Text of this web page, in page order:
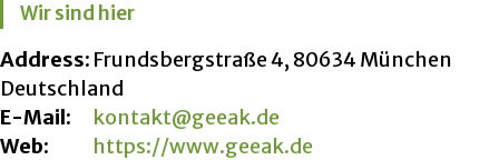
Wir sind hier
Address: Frundsbergstraße 4, 80634 München
Deutschland
E-Mail:
kontakt@geeak.de
Web:
https://www.geeak.de